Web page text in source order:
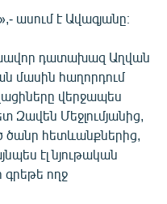
ասում է Ավագյանը։
դատախազ Աղվան
մասին հաղորդում
վերջապես
Զավեն Մեջլումյանից,
ծանր հետևանքներից,
էլ նյութական
գրեթե ողջ